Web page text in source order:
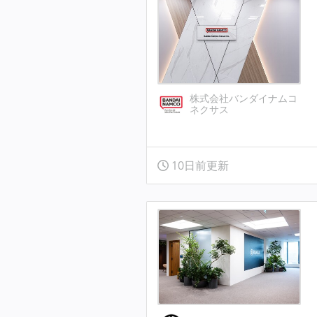
株式会社バンダイナムコ
ネクサス
10日前更新